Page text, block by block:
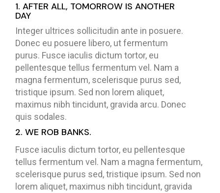
1. AFTER ALL, TOMORROW IS ANOTHER
DAY
Integer ultrices sollicitudin ante in posuere.
Donec eu posuere libero, ut fermentum
purus. Fusce iaculis dictum tortor, eu
pellentesque tellus fermentum vel. Nam a
magna fermentum, scelerisque purus sed,
tristique ipsum. Sed non lorem aliquet,
maximus nibh tincidunt, gravida arcu. Donec
quis sodales.
2. WE ROB BANKS.
Fusce iaculis dictum tortor, eu pellentesque
tellus fermentum vel. Nam a magna fermentum,
scelerisque purus sed, tristique ipsum. Sed non
lorem aliquet, maximus nibh tincidunt, gravida